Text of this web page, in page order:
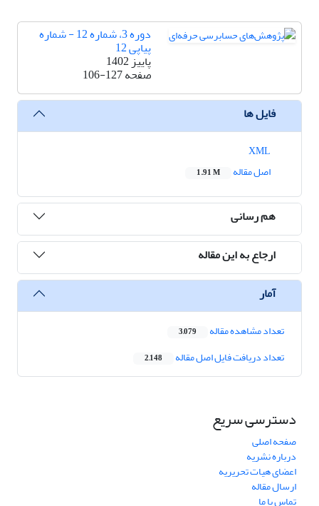
دوره 3، شماره 12 - شماره
پیاپی 12
پاییز 1402
صفحه106-127
فایل ها
اصل مقاله
1.91 M
هم رسانی
ارجاع به این مقاله
آمار
تعداد مشاهده مقاله 3,079
تعداد دریافت فایل اصل مقاله 2,148
دسترسی سریع
صفحه اصلی
درباره نشریه
اعضای هیات تحریریه
ارسال مقاله
تماس با ما